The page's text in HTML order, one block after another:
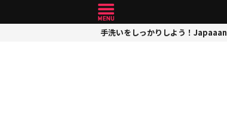
手洗いをしっかりしよう！Japaaan